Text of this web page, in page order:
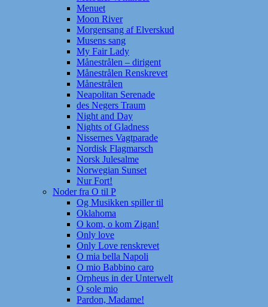
Menuet
Moon River
Morgensang af Elverskud
Musens sang
My Fair Lady
Månestrålen – dirigent
Månestrålen Renskrevet
Månestrålen
Neapolitan Serenade
des Negers Traum
Night and Day
Nights of Gladness
Nissernes Vagtparade
Nordisk Flagmarsch
Norsk Julesalme
Norwegian Sunset
Nur Fort!
Noder fra O til P
Og Musikken spiller til
Oklahoma
O kom, o kom Zigan!
Only love
Only Love renskrevet
O mia bella Napoli
O mio Babbino caro
Orpheus in der Unterwelt
O sole mio
Pardon, Madame!